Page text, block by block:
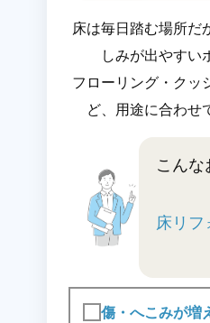
床は毎日踏む場所だ
しみが出やすい
フローリング・クッ
ど、用途に合わせ
こんな
床リ
傷・へこみが増